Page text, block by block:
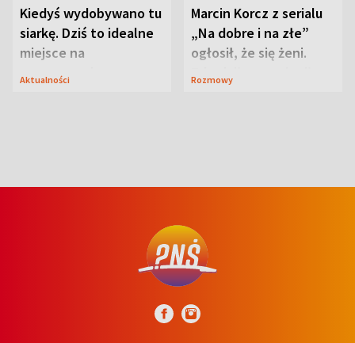
Kiedyś wydobywano tu
siarkę. Dziś to idealne
miejsce na
wypoczynek
Aktualności
Marcin Korcz z serialu
„Na dobre i na złe”
ogłosił, że się żeni.
Zdradził, co zmienił
Rozmowy